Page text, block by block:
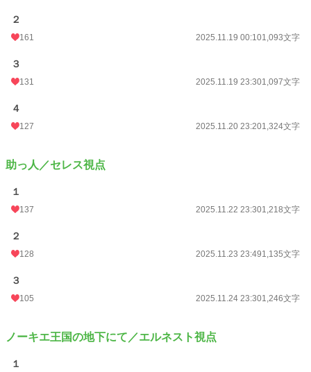
２
161 2025.11.19 00:101,093文字
３
131 2025.11.19 23:301,097文字
４
127 2025.11.20 23:201,324文字
助っ人／セレス視点
１
137 2025.11.22 23:301,218文字
２
128 2025.11.23 23:491,135文字
３
105 2025.11.24 23:301,246文字
ノーキエ王国の地下にて／エルネスト視点
１